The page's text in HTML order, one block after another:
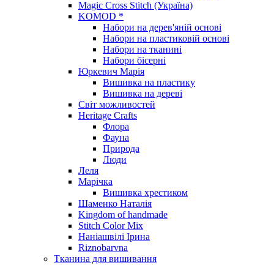
Magic Cross Stitch (Україна)
KOMOD *
Набори на дерев'яній основі
Набори на пластиковій основі
Набори на тканині
Набори бісерні
Юркевич Марія
Вишивка на пластику
Вишивка на дереві
Світ можливостей
Heritage Crafts
Флора
Фауна
Природа
Люди
Леля
Марічка
Вишивка хрестиком
Шаменко Наталія
Kingdom of handmade
Stitch Color Mix
Наніашвілі Ірина
Riznobarvna
Тканина для вишивання